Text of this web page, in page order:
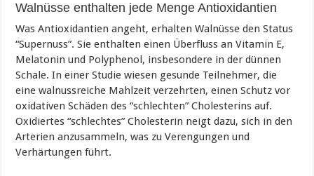
Walnüsse enthalten jede Menge Antioxidantien
Was Antioxidantien angeht, erhalten Walnüsse den Status
“Supernuss”. Sie enthalten einen Überfluss an Vitamin E,
Melatonin und Polyphenol, insbesondere in der dünnen
Schale. In einer Studie wiesen gesunde Teilnehmer, die
eine walnussreiche Mahlzeit verzehrten, einen Schutz vor
oxidativen Schäden des “schlechten” Cholesterins auf.
Oxidiertes “schlechtes” Cholesterin neigt dazu, sich in den
Arterien anzusammeln, was zu Verengungen und
Verhärtungen führt.